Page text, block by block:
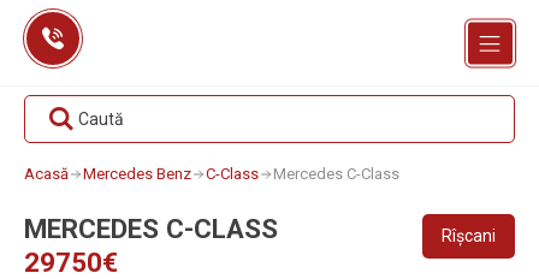
Skip
content
Caută
Acasă Mercedes Benz C-Class Mercedes C-Class
MERCEDES C-CLASS
29750€
Rîșcani